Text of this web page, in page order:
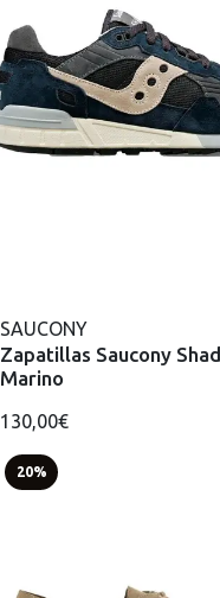
SAUCONY
Zapatillas Saucony
Marino
130,00€
20%